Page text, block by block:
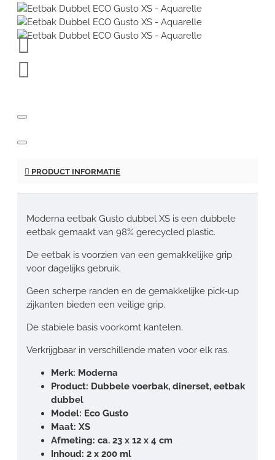
PRODUCT INFORMATIE
Moderna eetbak Gusto dubbel XS is een dubbele
eetbak gemaakt van 98% gerecycled plastic.
De eetbak is voorzien van een gemakkelijke grip
voor dagelijks gebruik.
Geen scherpe randen en de gemakkelijke pick-up
zijkanten bieden een veilige grip.
De stabiele basis voorkomt kantelen.
Verkrijgbaar in verschillende maten voor elk ras.
Merk: Moderna
Product: Dubbele voerbak, dinerset, eetbak
dubbel
Model: Eco Gusto
Maat: XS
Afmeting: ca. 23 x 12 x 4 cm
Inhoud: 2 x 200 ml